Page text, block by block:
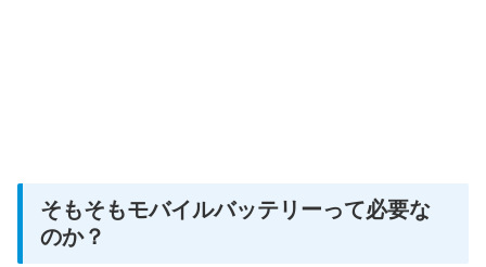
そもそもモバイルバッテリーって必要な
のか？